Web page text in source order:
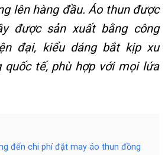
lên hàng đầu. Áo thun được
được sản xuất bằng công
đại, kiểu dáng bắt kịp xu
quốc tế, phù hợp với mọi lứa
đến chi phí đặt may áo thun đồng